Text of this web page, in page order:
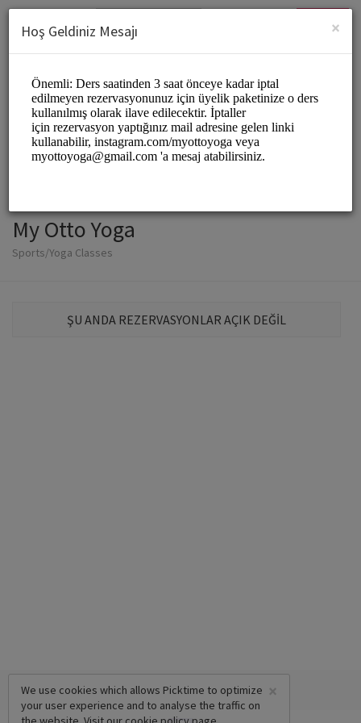
Üye Ol
My Otto Yoga
Sports/Yoga Classes
ŞU ANDA REZERVASYONLAR AÇIK DEĞİL
×
We use cookies which allows Picktime to optimize
your user experience and to analyse the traffic on
×
Hoş Geldiniz Mesajı